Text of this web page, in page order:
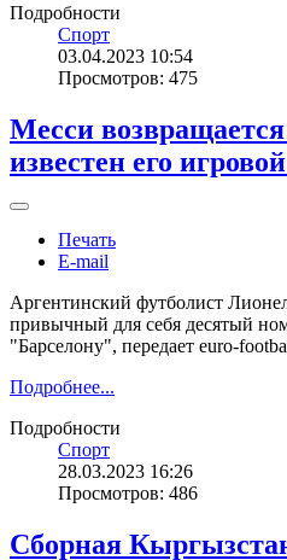
Подробности
Спорт
03.04.2023 10:54
Просмотров: 475
Месси
известен его
Печать
E-mail
Аргентинский футболист
привычный для себя десятый
"Барселону", передает euro-
Подробнее...
Подробности
Спорт
28.03.2023 16:26
Просмотров: 486
Сборная